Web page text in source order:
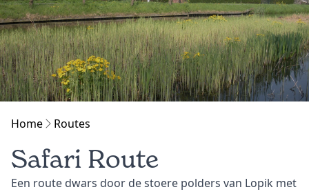
Home Routes
Safari Route
Een route dwars door de stoere polders van Lopik met